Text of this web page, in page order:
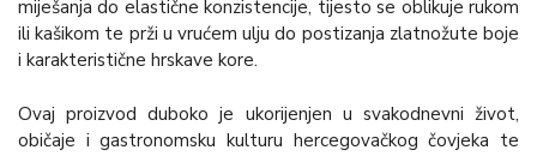
miješanja do elastične konzistencije, tijesto se oblikuje rukom
ili kašikom te prži u vrućem ulju do postizanja zlatnožute boje
i karakteristične hrskave kore.
Ovaj proizvod duboko je ukorijenjen u svakodnevni život,
običaje i gastronomsku kulturu hercegovačkog čovjeka te